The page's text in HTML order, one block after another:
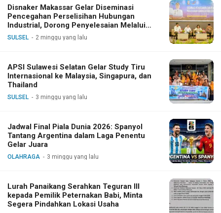
Disnaker Makassar Gelar Diseminasi
Pencegahan Perselisihan Hubungan
Industrial, Dorong Penyelesaian Melalui
Dialog
SULSEL 2 minggu yang lalu
APSI Sulawesi Selatan Gelar Study Tiru
Internasional ke Malaysia, Singapura, dan
Thailand
SULSEL 3 minggu yang lalu
Jadwal Final Piala Dunia 2026: Spanyol
Tantang Argentina dalam Laga Penentu
Gelar Juara
OLAHRAGA 3 minggu yang lalu
Lurah Panaikang Serahkan Teguran III
kepada Pemilik Peternakan Babi, Minta
Segera Pindahkan Lokasi Usaha